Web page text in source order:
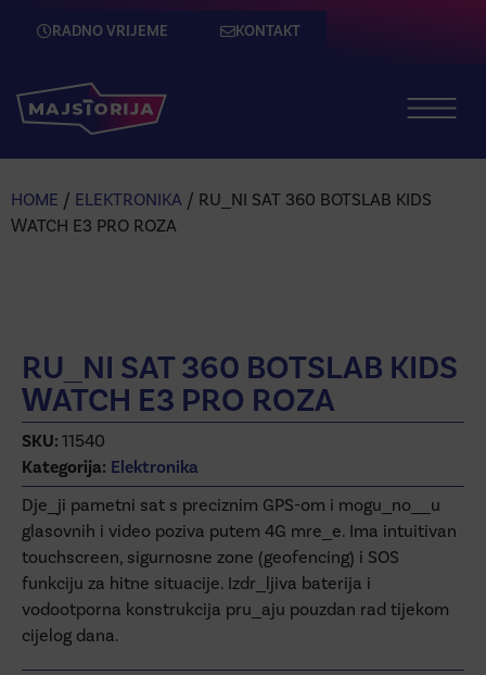
RADNO VRIJEME KONTAKT
HOME / ELEKTRONIKA / RU_NI SAT 360 BOTSLAB KIDS
WATCH E3 PRO ROZA
RU_NI SAT 360 BOTSLAB KIDS
WATCH E3 PRO ROZA
SKU: 11540
Kategorija: Elektronika
Dje_ji pametni sat s preciznim GPS-om i mogu_no__u
glasovnih i video poziva putem 4G mre_e. Ima intuitivan
touchscreen, sigurnosne zone (geofencing) i SOS
funkciju za hitne situacije. Izdr_ljiva baterija i
vodootporna konstrukcija pru_aju pouzdan rad tijekom
cijelog dana.